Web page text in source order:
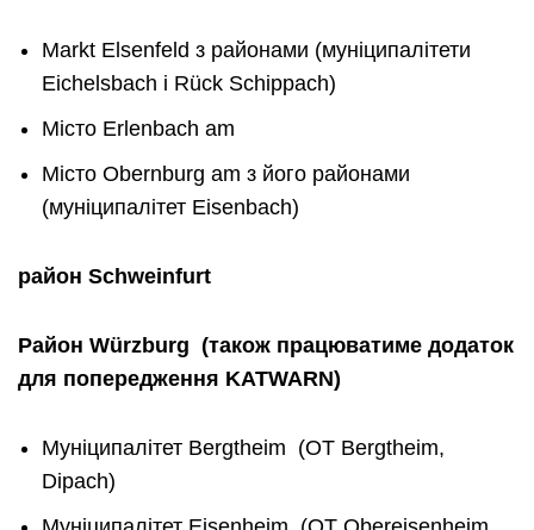
Markt Elsenfeld з районами (муніципалітети
Eichelsbach i Rück Schippach)
Місто Erlenbach am
Місто Obernburg am з його районами
(муніципалітет Eisenbach)
район Schweinfurt
Район Würzburg (також працюватиме додаток
для попередження KATWARN)
Муніципалітет Bergtheim (OT Bergtheim,
Dipach)